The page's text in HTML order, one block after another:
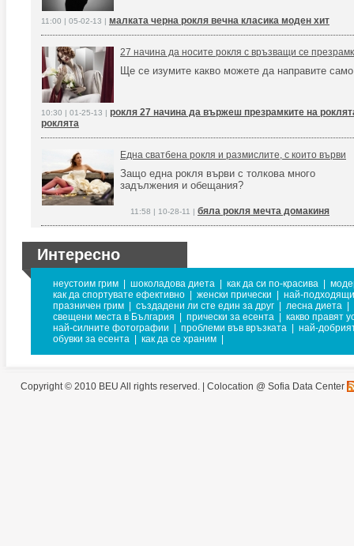
11:00 | 05-02-13 | малката черна рокля вечна класика моден хит
27 начина да носите рокля с връзващи се
Ще се изумите какво можете да направите
10:30 | 01-25-13 | рокля 27 начина да вържеш презрамките на
роклята
Една сватбена рокля и размислите, с които върви
Защо една рокля върви с толкова много
задължения и обещания?
11:58 | 10-28-11 | бяла рокля мечта домакиня
Интересно
неустоим грим шоколадова диета как да си по-красива
как да спортувате ефективно
женски прически
най-
празничен грим
създадени ли сте един за друг лесна диета
свещени места в България
прически за есента
какво правят
най-силните фотографии
проблеми във връзката
най-
обувки за есента
как да се храним
Copyright © 2010 BEU All rights reserved. | Colocation @ Sofia Data Center